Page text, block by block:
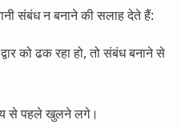
संबंध न बनाने की सलाह देते हैं:
को ढक रहा हो, तो संबंध बनाने से
से पहले खुलने लगे।